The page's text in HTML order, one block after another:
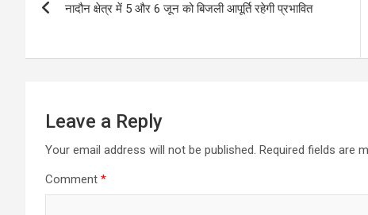
navigation
नादौन क्षेत्र में 5 और 6 जून को बिजली आपूर्ति रहेगी प्रभावित
Leave a Reply
Your email address will not be published. Required fields are
Comment *